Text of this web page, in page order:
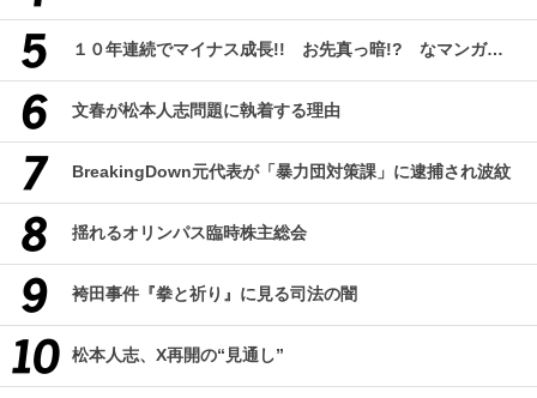
１０年連続でマイナス成長!! お先真っ暗!? なマンガ産業研究
文春が松本人志問題に執着する理由
BreakingDown元代表が「暴力団対策課」に逮捕され波紋
揺れるオリンパス臨時株主総会
袴田事件『拳と祈り』に見る司法の闇
松本人志、X再開の“見通し”